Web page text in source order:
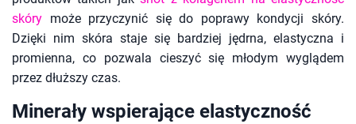
skóry może przyczynić się do poprawy kondycji skóry.
Dzięki nim skóra staje się bardziej jędrna, elastyczna i
promienna, co pozwala cieszyć się młodym wyglądem
przez dłuższy czas.
Minerały wspierające elastyczność